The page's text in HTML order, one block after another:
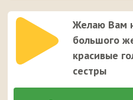
Желаю Вам
большого
красивые
сестры